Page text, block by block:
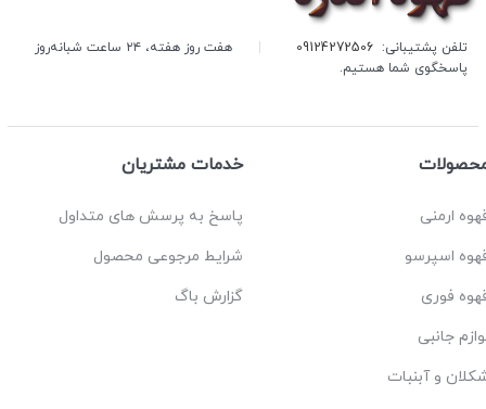
تلفن پشتیبانی: 09124272506
هفت روز هفته، ۲۴ ساعت شبانه‌روز
پاسخگوی شما هستیم.
ارمنی
اسپرسو
فوری
جانبی
و آبنبات
خدمات مشتریان
پاسخ به پرسش های متداول
شرایط مرجوعی محصول
گزارش باگ